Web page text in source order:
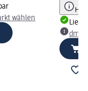
wählen
dm